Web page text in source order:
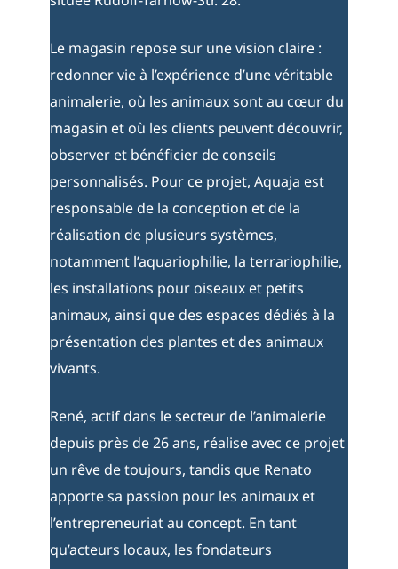
Le magasin repose sur une vision claire :
redonner vie à l’expérience d’une véritable
animalerie, où les animaux sont au cœur du
magasin et où les clients peuvent découvrir,
observer et bénéficier de conseils
personnalisés. Pour ce projet, Aquaja est
responsable de la conception et de la
réalisation de plusieurs systèmes,
notamment l’aquariophilie, la terrariophilie,
les installations pour oiseaux et petits
animaux, ainsi que des espaces dédiés à la
présentation des plantes et des animaux
vivants.
René, actif dans le secteur de l’animalerie
depuis près de 26 ans, réalise avec ce projet
un rêve de toujours, tandis que Renato
apporte sa passion pour les animaux et
l’entrepreneuriat au concept. En tant
qu’acteurs locaux, les fondateurs